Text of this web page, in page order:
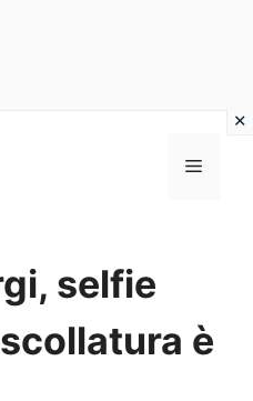
MENU
selfie
è